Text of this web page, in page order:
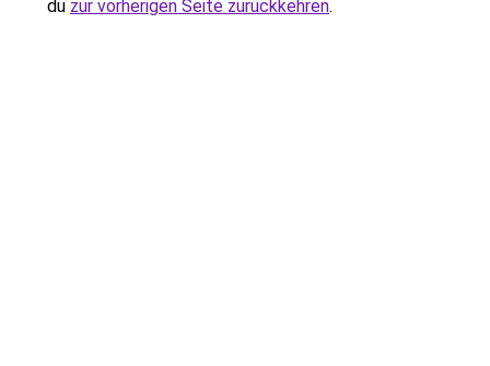
du zur vorherigen Seite zurückkehren.